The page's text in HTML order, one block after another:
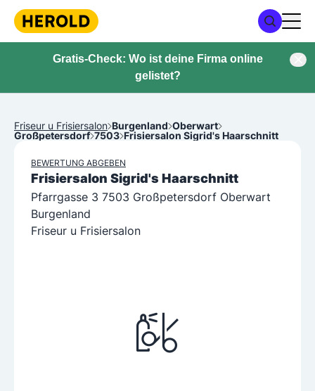
Gratis-Check: Wo ist deine Firma online
gelistet?
Friseur u Frisiersalon Burgenland Oberwart
Großpetersdorf 7503 Frisiersalon Sigrid's Haarschnitt
BEWERTUNG ABGEBEN
Frisiersalon Sigrid's Haarschnitt
Pfarrgasse 3 7503 Großpetersdorf Oberwart
Burgenland
Friseur u Frisiersalon